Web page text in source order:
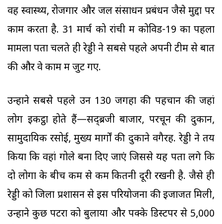
वह स्वास्थ्य, रोजगार और जल संसाधन प्रबंधन जैसे मुद्दों पर
काम करता है. 31 मार्च को रांची में कोविड-19 का पहला
मामला पता चलते ही रेड्डी ने सबसे पहले अपनी टीम से बात
की और वे काम में जुट गए.
उन्होंने सबसे पहले उन 130 जगहों की पहचान की जहां
लोग इकट्ठा होते हैं—सद्ब्रजी बाजार, परचून की दुकानें,
सामुदायिक रसोई, मुख्य मार्गों की दुकाने वगैरह. रेड्डी ने तय
किया कि वहां गोले बना दिए जाएं जिससे यह पता लगे कि
दो लोगों के बीच कम से कम कितनी दूरी रखनी है. जैसे ही
रेड्डी को जिला प्रशासन से इस परियोजना की इजाजत मिली,
उन्होंने कुछ पेंटरों को बुलाया और पक्के डिस्टेंपर से 5,000